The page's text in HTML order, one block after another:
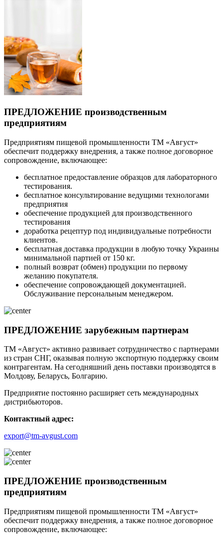
ПРЕДЛОЖЕНИЕ производственным
предприятиям
Предприятиям пищевой промышленности ТМ «Август»
обеспечит поддержку внедрения, а также полное договорное
сопровождение, включающее:
бесплатное предоставление образцов для лабораторного
тестирования.
бесплатное консультирование ведущими технологами
предприятия
обеспечение продукцией для производственного
тестирования
доработка рецептур под индивидуальные потребности
клиентов.
бесплатная доставка продукции в любую точку Украины
минимальной партией от 150 кг.
полный возврат (обмен) продукции по первому
желанию покупателя.
обеспечение сопровождающей документацией.
Обслуживание персональным менеджером.
ПРЕДЛОЖЕНИЕ зарубежным партнерам
ТМ «Август» активно развивает сотрудничество с партнерами
из стран СНГ, оказывая полную экспортную поддержку своим
контрагентам. На сегодняшний день поставки производятся в
Молдову, Беларусь, Болгарию.
Предприятие постоянно расширяет сеть международных
дистрибьюторов.
Контактный адрес:
export@tm-avgust.com
ПРЕДЛОЖЕНИЕ производственным
предприятиям
Предприятиям пищевой промышленности ТМ «Август»
обеспечит поддержку внедрения, а также полное договорное
сопровождение, включающее: